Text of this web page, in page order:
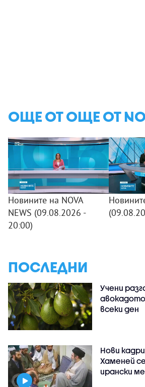
ОЩЕ ОТ ОЩЕ ОТ
Новините на NOVA
NEWS (09.08.2026 -
20:00)
ПОСЛЕДНИ
Учени
авокадото
всеки ден
Нови
Хаменей
ирански